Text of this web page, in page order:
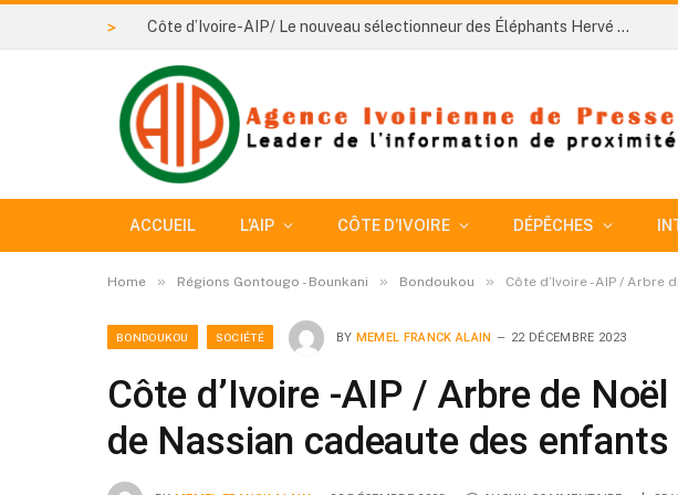
> Côte d’Ivoire-AIP/ Le nouveau sélectionneur des Éléphants Hervé Renard veut bâtir une équipe plus disciplinée pour conquérir la CAN 2027
ACCUEIL L’AIP CÔTE D’IVOIRE DÉPÊCHES
Home » Régions Gontougo - Bounkani » Bondoukou » Côte d’Ivoire -AIP / Arbre
BONDOUKOU SOCIÉTÉ BY MEMEL FRANCK ALAIN 22 DÉCEMBRE 2023
Côte d’Ivoire -AIP / Arbre de
de Nassian cadeaute des enfants